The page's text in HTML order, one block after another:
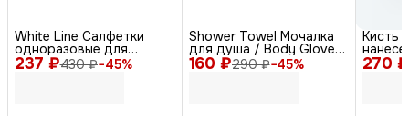
237 ₽430 ₽−45%
White Line Салфетки
одноразовые для
косметических
процедур, 8 х 40 см,
160 ₽290 ₽−45%
Shower Towel Мочалка
для душа / Body Glove
Exfoliating Towel,
зеленый
270 ₽
Кисть